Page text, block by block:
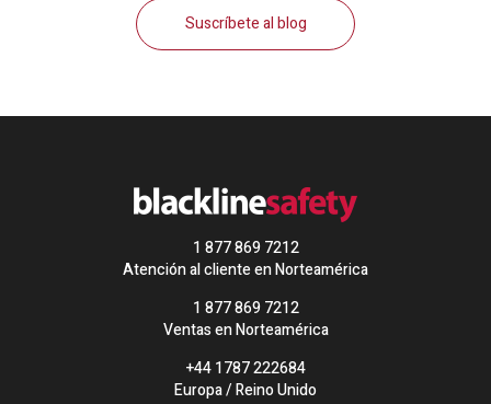
Suscríbete al blog
1 877 869 7212
Atención al cliente en Norteamérica
1 877 869 7212
Ventas en Norteamérica
+44 1787 222684
Europa / Reino Unido